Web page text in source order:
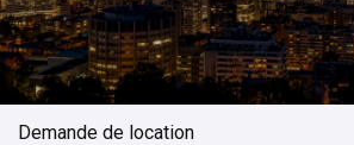
Demande de location